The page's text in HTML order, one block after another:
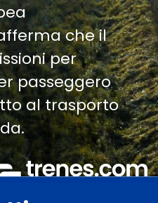
che il
per
passeggero
al trasporto